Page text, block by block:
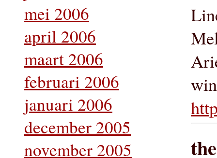
mei 2006
april 2006
maart 2006
februari 2006
januari 2006
december 2005
november 2005